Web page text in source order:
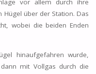
vor allem durch ihre
über der Station. Das
wobei die beiden Enden
hinaufgefahren wurde,
mit Vollgas durch die